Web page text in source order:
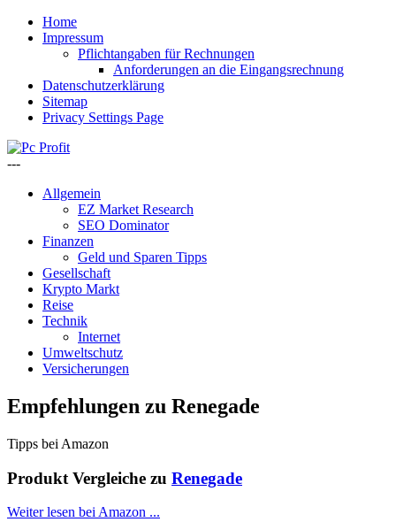
Home
Impressum
Pflichtangaben für Rechnungen
Anforderungen an die Eingangsrechnung
Datenschutzerklärung
Sitemap
Privacy Settings Page
---
Allgemein
EZ Market Research
SEO Dominator
Finanzen
Geld und Sparen Tipps
Gesellschaft
Krypto Markt
Reise
Technik
Internet
Umweltschutz
Versicherungen
Empfehlungen zu Renegade
Tipps bei Amazon
Produkt Vergleiche zu Renegade
Weiter lesen bei Amazon ...